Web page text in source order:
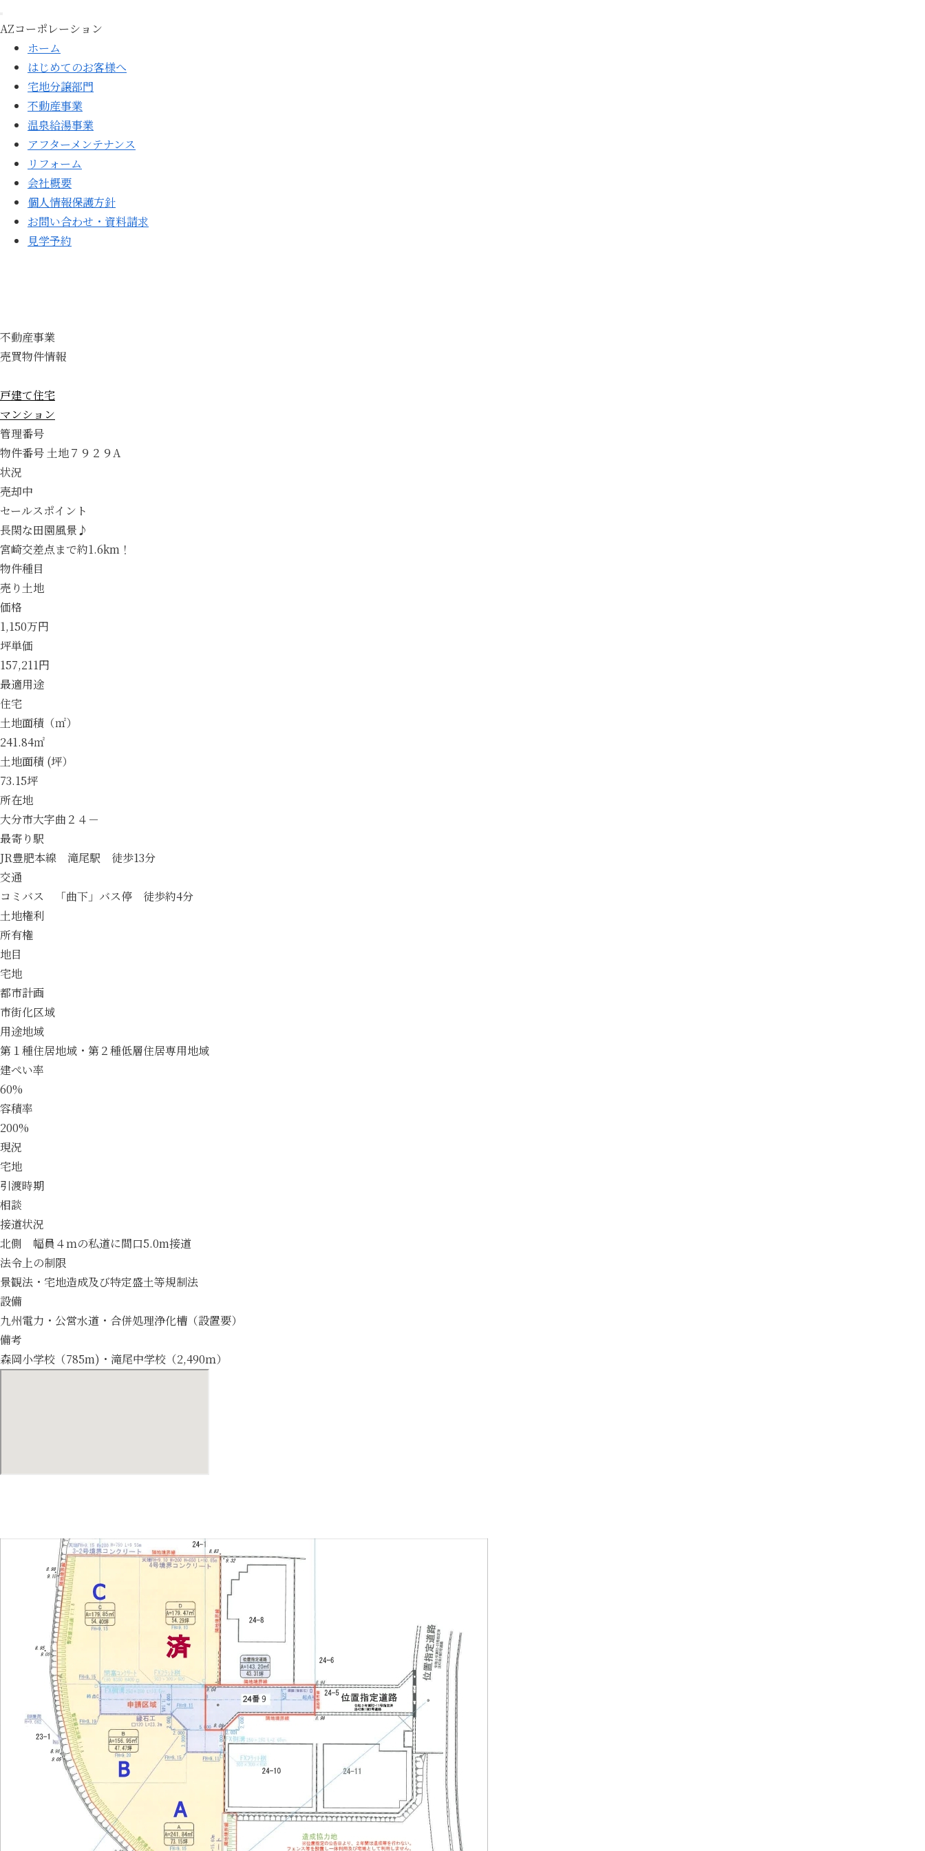
AZコーポレーション
ホーム
はじめてのお客様へ
宅地分譲部門
不動産事業
温泉給湯事業
アフターメンテナンス
リフォーム
会社概要
個人情報保護方針
お問い合わせ・資料請求
見学予約
不動産事業
売買物件情報
戸建て住宅
マンション
管理番号
物件番号 土地７９２９A
状況
売却中
セールスポイント
長閑な田園風景♪
宮崎交差点まで約1.6km！
物件種目
売り土地
価格
1,150万円
坪単価
157,211円
最適用途
住宅
土地面積（㎡）
241.84㎡
土地面積 (坪）
73.15坪
所在地
大分市大字曲２４－
最寄り駅
JR豊肥本線 滝尾駅 徒歩13分
交通
コミバス 「曲下」バス停 徒歩約4分
土地権利
所有権
地目
宅地
都市計画
市街化区域
用途地域
第１種住居地域・第２種低層住居専用地域
建ぺい率
60%
容積率
200%
現況
宅地
引渡時期
相談
接道状況
北側 幅員４ｍの私道に間口5.0m接道
法令上の制限
景観法・宅地造成及び特定盛土等規制法
設備
九州電力・公営水道・合併処理浄化槽（設置要）
備考
森岡小学校（785m)・滝尾中学校（2,490ｍ）